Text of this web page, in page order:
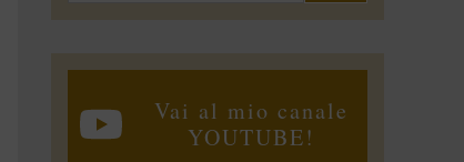
Vai al mio canale
YOUTUBE!